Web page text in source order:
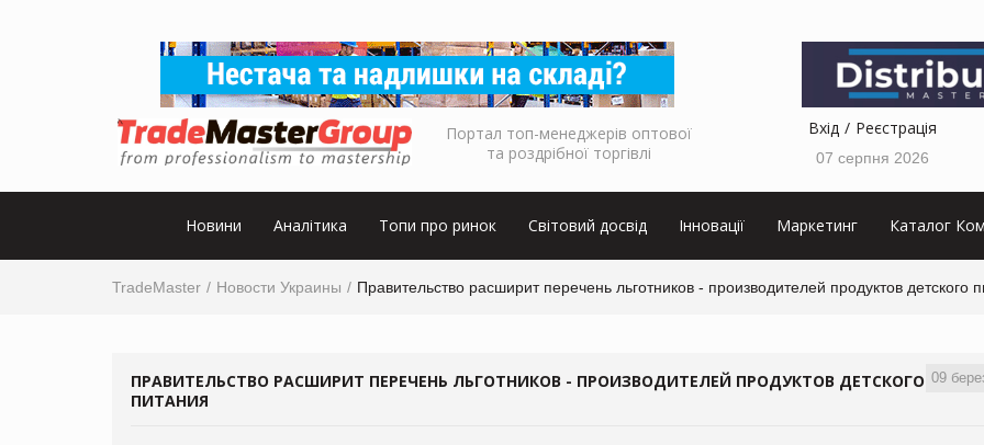
Портал топ-менеджерів оптової
та роздрібної торгівлі
Вхід Реєстрація
07 серпня 2026
Новини Аналітика Топи про ринок Світовий досвід Інновації Маркетинг Каталог
TradeMaster Новости Украины Правительство расширит перечень льготников - производителей продуктов детского
09
ПРАВИТЕЛЬСТВО РАСШИРИТ ПЕРЕЧЕНЬ ЛЬГОТНИКОВ - ПРОИЗВОДИТЕЛЕЙ ПРОДУКТОВ ДЕТСКОГО
ПИТАНИЯ